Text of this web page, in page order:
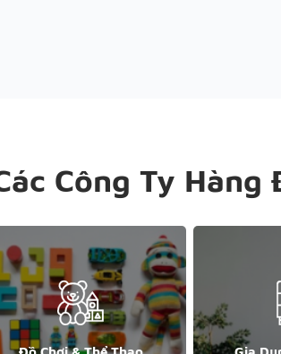
Công Ty Hàng